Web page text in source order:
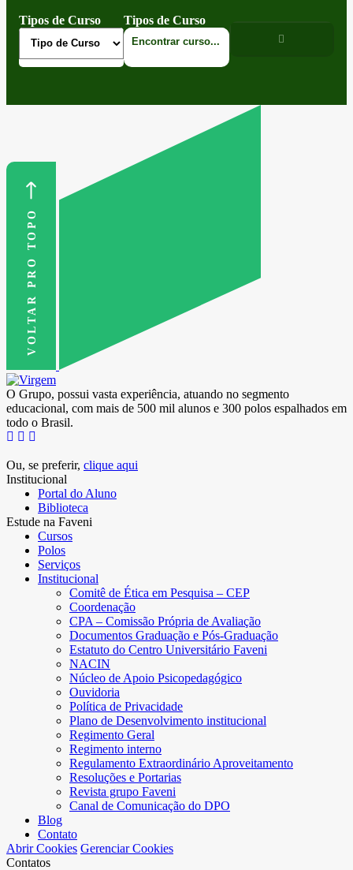
Tipos de Curso
Tipos de Curso
VOLTAR PRO TOPO
O Grupo, possui vasta experiência, atuando no segmento
educacional, com mais de 500 mil alunos e 300 polos espalhados em
todo o Brasil.
Ou, se preferir, clique aqui
Institucional
Portal do Aluno
Biblioteca
Estude na Faveni
Cursos
Polos
Serviços
Institucional
Comitê de Ética em Pesquisa – CEP
Coordenação
CPA – Comissão Própria de Avaliação
Documentos Graduação e Pós-Graduação
Estatuto do Centro Universitário Faveni
NACIN
Núcleo de Apoio Psicopedagógico
Ouvidoria
Política de Privacidade
Plano de Desenvolvimento institucional
Regimento Geral
Regimento interno
Regulamento Extraordinário Aproveitamento
Resoluções e Portarias
Revista grupo Faveni
Canal de Comunicação do DPO
Blog
Contato
Abrir Cookies Gerenciar Cookies
Contatos